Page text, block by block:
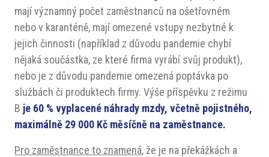
mají významný počet zaměstnanců na ošetřovném
nebo v karanténě, mají omezené vstupy nezbytné k
jejich činnosti (například z důvodu pandemie chybí
nějaká součástka, ze které firma vyrábí svůj produkt),
nebo je z důvodu pandemie omezená poptávka po
službách či produktech firmy. Výše příspěvku z režimu
B je 60 % vyplacené náhrady mzdy, včetně pojistného,
maximálně 29 000 Kč měsíčně na zaměstnance.
Pro zaměstnance to znamená, že je na překážkách a